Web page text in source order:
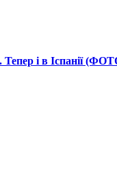
Тепер і в Іспанії